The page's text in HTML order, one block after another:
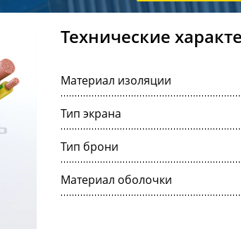
Технические
Материал изоляции
Тип экрана
Тип брони
Материал оболочки